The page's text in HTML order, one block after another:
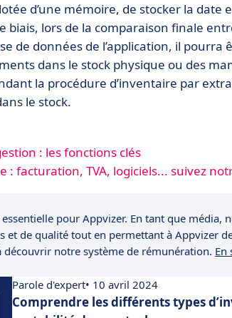
d’une mémoire, de stocker la date
biais, lors de la comparaison finale
de données de l’application, il pourra
dans le stock physique ou des
la procédure d’inventaire par
le stock.
: les fonctions clés
: facturation, TVA, logiciels... suivez
pour Appvizer. En tant que
et de qualité tout en permettant à Appvizer
notre système de rémunération. En
Parole d'expert• 10 avril 2024
Comprendre les différents types